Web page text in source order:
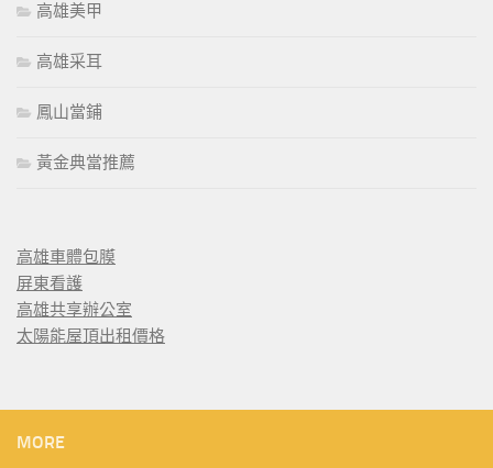
高雄美甲
高雄采耳
鳳山當鋪
黃金典當推薦
高雄車體包膜
屏東看護
高雄共享辦公室
太陽能屋頂出租價格
MORE